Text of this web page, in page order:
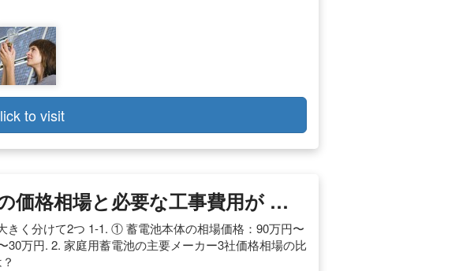
to visit
価格相場と必要な工事費用が …
きく分けて2つ 1-1. ① 蓄電池本体の相場価格：90万円〜
万円. 2. 家庭用蓄電池の主要メーカー3社価格相場の比